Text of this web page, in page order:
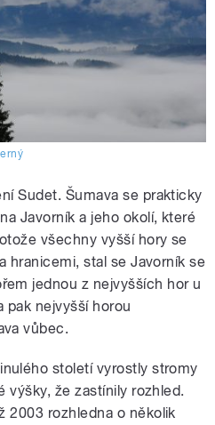
Sudet. Šumava se prakticky
Javorník a jeho okolí, které
všechny vyšší hory se
hranicemi, stal se Javorník se
jednou z nejvyšších hor u
pak nejvyšší horou
vůbec.
století vyrostly stromy
výšky, že zastínily rozhled.
2003 rozhledna o několik